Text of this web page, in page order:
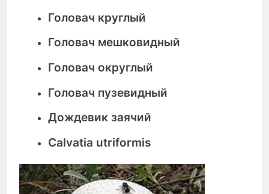
Головач круглый
Головач мешковидный
Головач округлый
Головач пузевидный
Дождевик заячий
Calvatia utriformis